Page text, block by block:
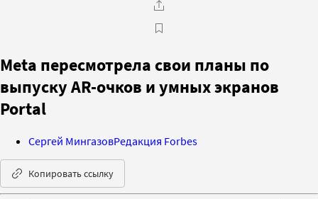
Meta пересмотрела свои планы по
выпуску AR-очков и умных экранов
Portal
Сергей МингазовРедакция Forbes
Копировать ссылку